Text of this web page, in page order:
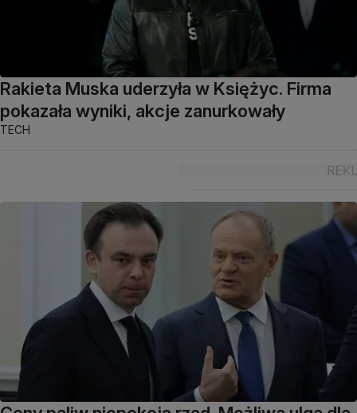
Rakieta Muska uderzyła w Księżyc. Firma
pokazała wyniki, akcje zanurkowały
TECH